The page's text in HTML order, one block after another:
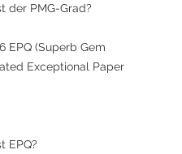
der PMG-Grad?
EPQ (Superb Gem
Exceptional Paper
EPQ?